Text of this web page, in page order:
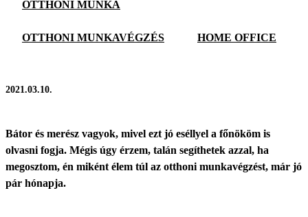
OTTHONI MUNKA
OTTHONI MUNKAVÉGZÉS HOME OFFICE
2021.03.10.
Bátor és merész vagyok, mivel ezt jó eséllyel a főnököm is
olvasni fogja. Mégis úgy érzem, talán segíthetek azzal, ha
megosztom, én miként élem túl az otthoni munkavégzést, már jó
pár hónapja.